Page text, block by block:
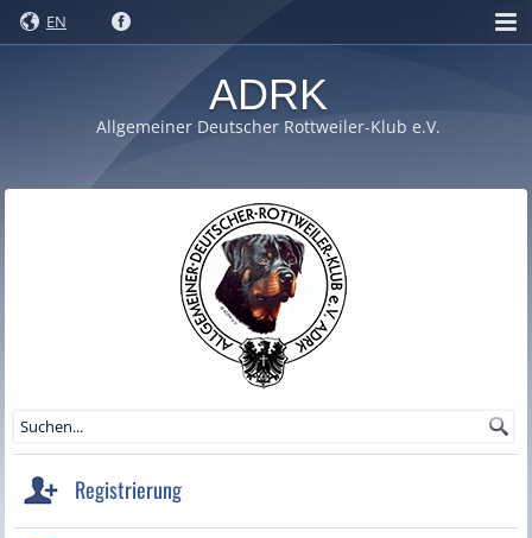
EN
ADRK
Allgemeiner Deutscher Rottweiler-Klub e.V.
Registrierung